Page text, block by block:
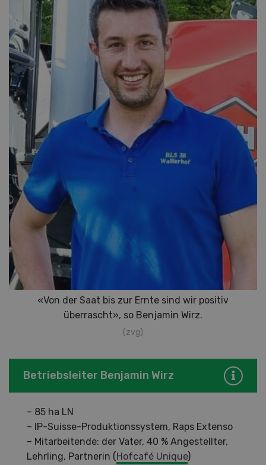
«Von der Saat bis zur Ernte sind wir positiv
überrascht», so Benjamin Wirz.
(zvg)
Betriebsleiter Benjamin Wirz
– 85 ha LN
– IP-Suisse-Produktionssystem, Raps Extenso
– Mitarbeitende: der Vater, 40 % Angestellter,
Lehrling, Partnerin ( Hofcafé Unique)